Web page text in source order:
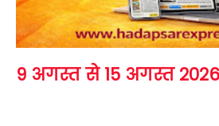
9 अगस्त से 15 अगस्त